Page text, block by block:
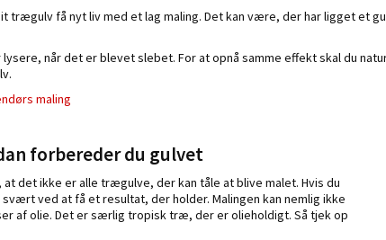
få nyt liv med et lag maling. Det kan være, der har ligget et
når det er blevet slebet. For at opnå samme effekt skal du
maling
forbereder du gulvet
det ikke er alle trægulve, der kan tåle at blive malet. Hvis du
ved at få et resultat, der holder. Malingen kan nemlig ikke
af olie. Det er særlig tropisk træ, der er olieholdigt. Så tjek op